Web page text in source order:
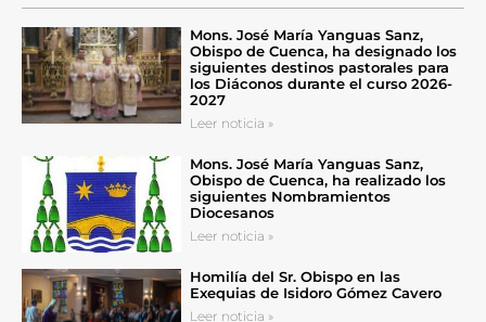
Mons. José María Yanguas Sanz,
Obispo de Cuenca, ha designado los
siguientes destinos pastorales para
los Diáconos durante el curso 2026-
2027
Leer noticia »
Mons. José María Yanguas Sanz,
Obispo de Cuenca, ha realizado los
siguientes Nombramientos
Diocesanos
Leer noticia »
Homilía del Sr. Obispo en las
Exequias de Isidoro Gómez Cavero
Leer noticia »